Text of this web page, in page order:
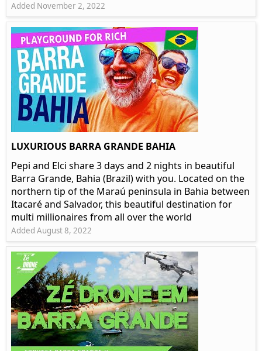
Added November 2, 2022
LUXURIOUS BARRA GRANDE BAHIA
Pepi and Elci share 3 days and 2 nights in beautiful
Barra Grande, Bahia (Brazil) with you. Located on the
northern tip of the Maraú peninsula in Bahia between
Itacaré and Salvador, this beautiful destination for
multi millionaires from all over the world
Added August 8, 2022